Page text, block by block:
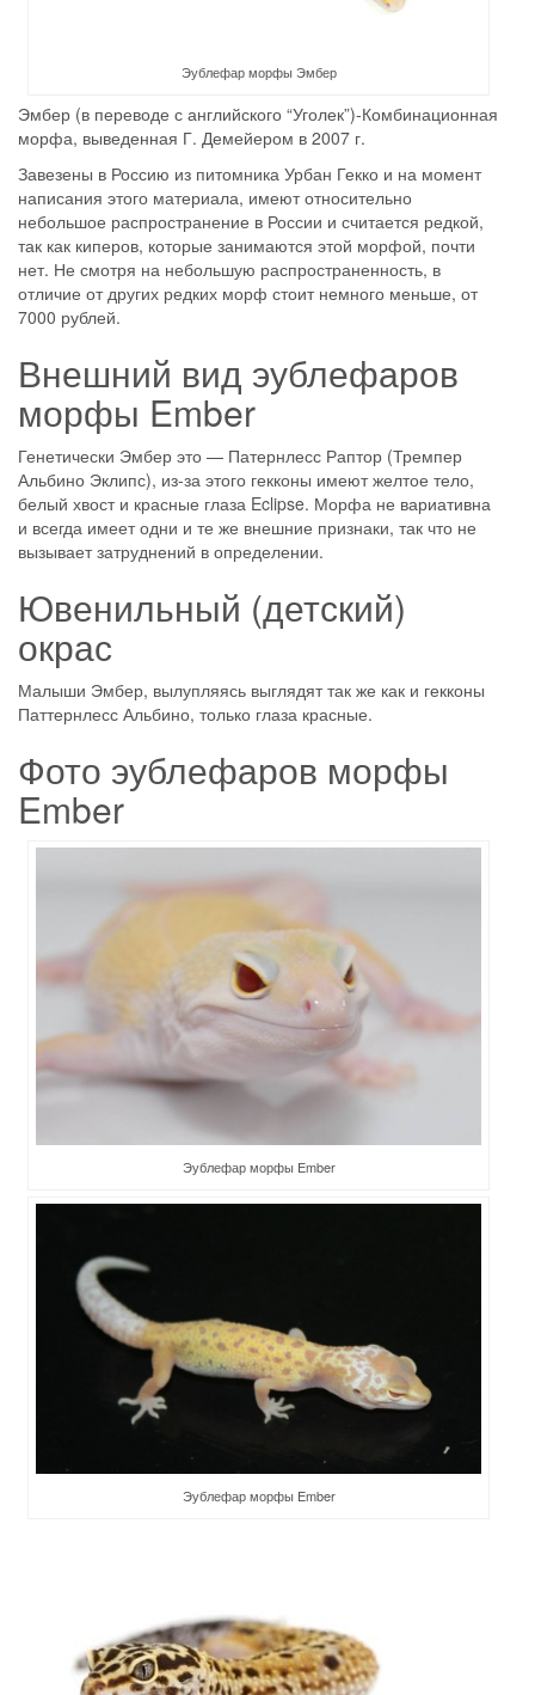
Эублефар морфы Эмбер
Эмбер (в переводе с английского “Уголек”)-Комбинационная
морфа, выведенная Г. Демейером в 2007 г.
Завезены в Россию из питомника Урбан Гекко и на момент
написания этого материала, имеют относительно
небольшое распространение в России и считается редкой,
так как киперов, которые занимаются этой морфой, почти
нет. Не смотря на небольшую распространенность, в
отличие от других редких морф стоит немного меньше, от
7000 рублей.
Внешний вид эублефаров
морфы Ember
Генетически Эмбер это — Патернлесс Раптор (Тремпер
Альбино Эклипс), из-за этого гекконы имеют желтое тело,
белый хвост и красные глаза Eclipse. Морфа не вариативна
и всегда имеет одни и те же внешние признаки, так что не
вызывает затруднений в определении.
Ювенильный (детский)
окрас
Малыши Эмбер, вылупляясь выглядят так же как и гекконы
Паттернлесс Альбино, только глаза красные.
Фото эублефаров морфы
Ember
Эублефар морфы Ember
Эублефар морфы Ember